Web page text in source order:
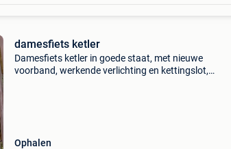
damesfiets ketler
Damesfiets ketler in goede staat, met nieuwe
voorband, werkende verlichting en kettingslot,
Ophalen